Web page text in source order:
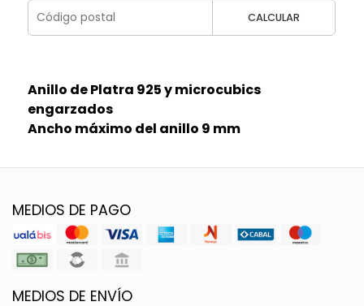
CALCULAR
Anillo de Platra 925 y microcubics
engarzados
Ancho máximo del anillo 9 mm
MEDIOS DE PAGO
MEDIOS DE ENVÍO